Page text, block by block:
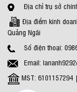
Địa chỉ trụ sở
Địa điểm kinh
Quảng Ngãi
Số điện thoại:
Email:
MST: 6101157294